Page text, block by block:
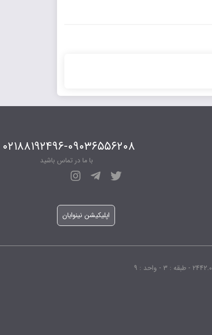
۰۲۱۸۸۱۹۲۴۹۶-۰۹۰۳۶۵۵۶۲۰۸
با ما در تماس باشید
اپلیکیشن نینوایان